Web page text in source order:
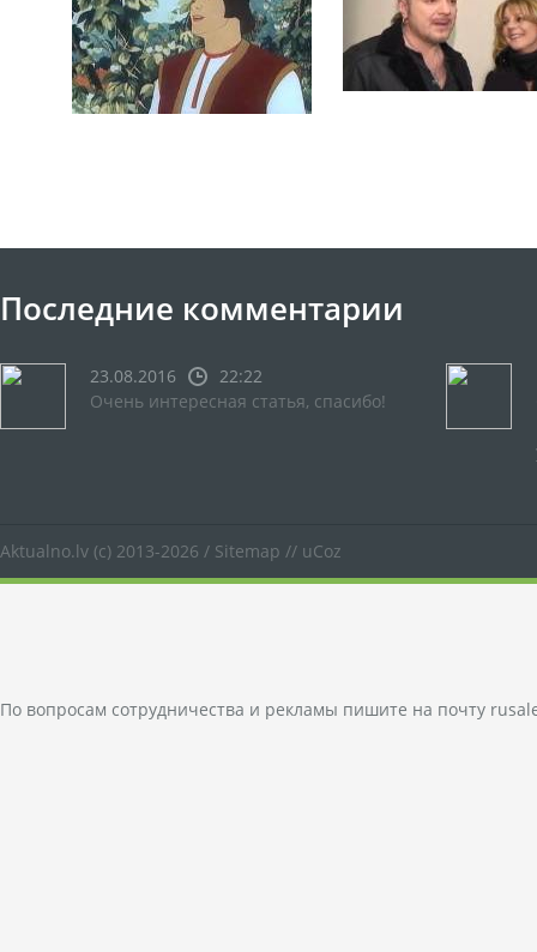
Последние комментарии
23.08.2016
22:22
Очень интересная статья, спасибо!
Aktualno.lv (c) 2013-2026 / Sitemap // uCoz
По вопросам сотрудничества и рекламы пишите на почту